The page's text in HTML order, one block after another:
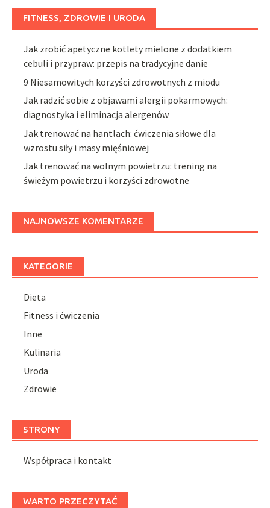
FITNESS, ZDROWIE I URODA
Jak zrobić apetyczne kotlety mielone z dodatkiem
cebuli i przypraw: przepis na tradycyjne danie
9 Niesamowitych korzyści zdrowotnych z miodu
Jak radzić sobie z objawami alergii pokarmowych:
diagnostyka i eliminacja alergenów
Jak trenować na hantlach: ćwiczenia siłowe dla
wzrostu siły i masy mięśniowej
Jak trenować na wolnym powietrzu: trening na
świeżym powietrzu i korzyści zdrowotne
NAJNOWSZE KOMENTARZE
KATEGORIE
Dieta
Fitness i ćwiczenia
Inne
Kulinaria
Uroda
Zdrowie
STRONY
Współpraca i kontakt
WARTO PRZECZYTAĆ